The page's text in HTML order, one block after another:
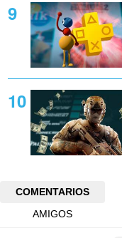
COMENTARIOS
AMIGOS